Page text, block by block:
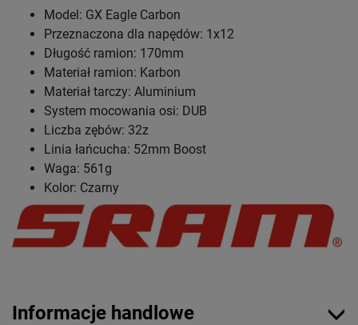
Model: GX Eagle Carbon
Przeznaczona dla napędów: 1x12
Długość ramion: 170mm
Materiał ramion: Karbon
Materiał tarczy: Aluminium
System mocowania osi: DUB
Liczba zębów: 32z
Linia łańcucha: 52mm Boost
Waga: 561g
Kolor: Czarny
Informacje handlowe